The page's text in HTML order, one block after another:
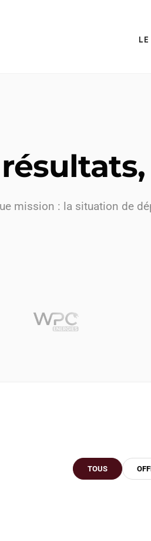
LE
mission : la situation de
TOUS